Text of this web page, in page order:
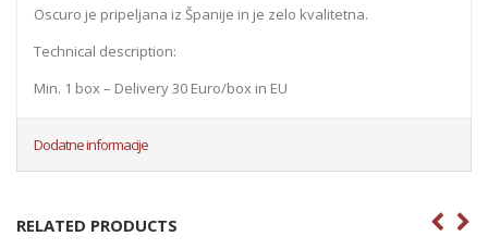
Oscuro je pripeljana iz Španije in je zelo kvalitetna.
Technical description:
Min. 1 box – Delivery 30 Euro/box in EU
Dodatne informacije
RELATED PRODUCTS